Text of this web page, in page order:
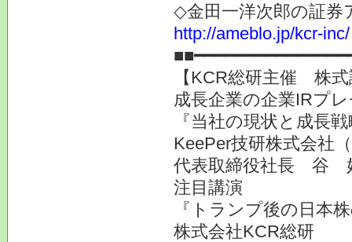
◇金田一洋次郎の証券
http://ameblo.jp/kcr-inc/
【KCR総研主催 株
成長企業の企業IRプ
『当社の現状と成長
KeePer技研株式会
代表取締役社長 谷
注目講演
『トランプ後の日本
株式会社KCR総研